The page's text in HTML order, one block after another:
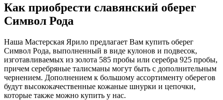
Как приобрести славянский оберег
Символ Рода
Наша Мастерская Ярило предлагает Вам купить оберег
Символ Рода, выполненный в виде кулонов и подвесок,
изготавливаемых из золота 585 пробы или серебра 925 пробы,
причем серебряные талисманы могут быть с дополнительным
чернением. Дополнением к большому ассортименту оберегов
будут высококачественные кожаные шнурки и цепочки,
которые также можно купить у нас.